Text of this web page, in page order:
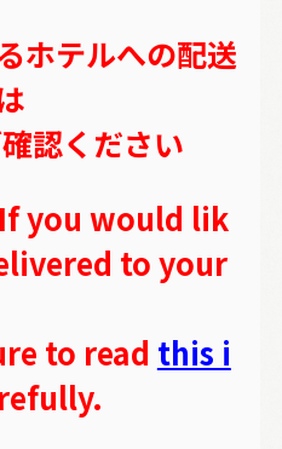
ホテルへの配送
認ください
you would lik
to your
to read this i